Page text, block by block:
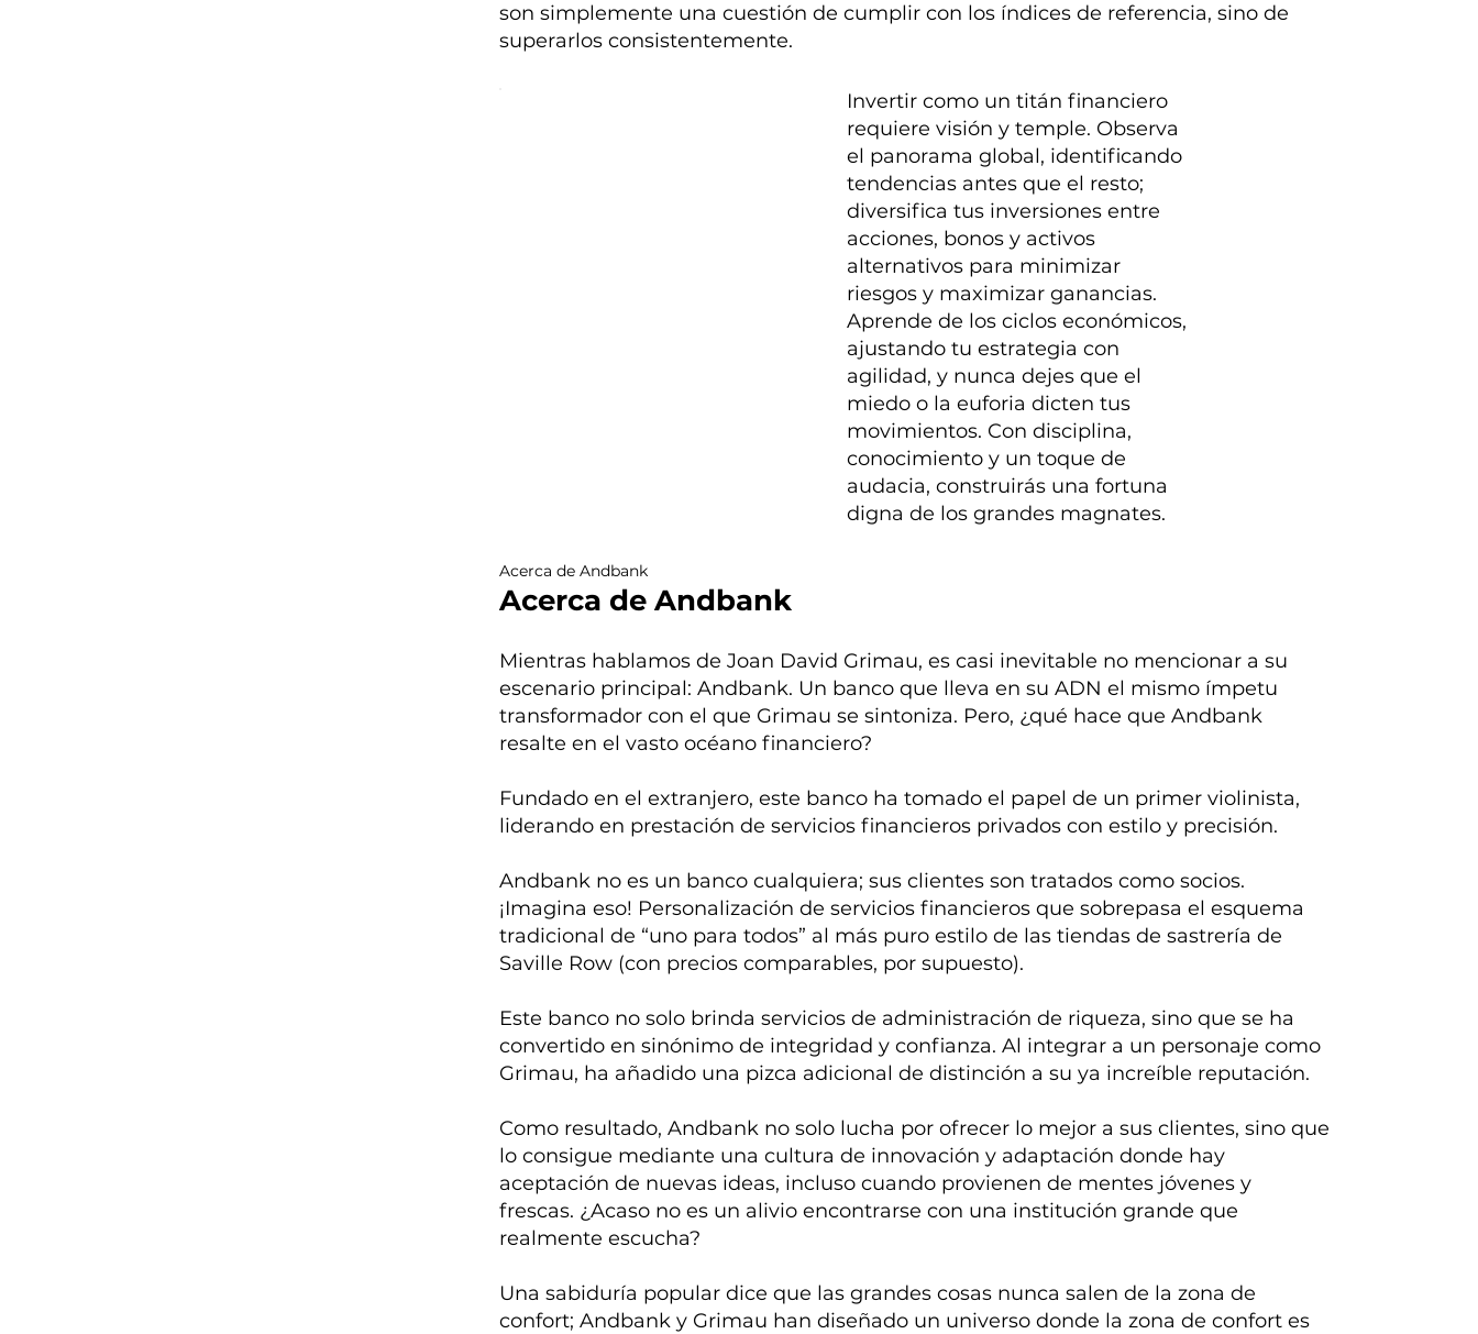
Acerca de Andbank
Acerca de Andbank
Mientras hablamos de Joan David Grimau, es casi inevitable no mencionar a su
escenario principal: Andbank. Un banco que lleva en su ADN el mismo ímpetu
transformador con el que Grimau se sintoniza. Pero, ¿qué hace que Andbank
resalte en el vasto océano financiero?
Fundado en el extranjero, este banco ha tomado el papel de un primer violinista,
liderando en prestación de servicios financieros privados con estilo y precisión.
Andbank no es un banco cualquiera; sus clientes son tratados como socios.
¡Imagina eso! Personalización de servicios financieros que sobrepasa el esquema
tradicional de “uno para todos” al más puro estilo de las tiendas de sastrería de
Saville Row (con precios comparables, por supuesto).
Este banco no solo brinda servicios de administración de riqueza, sino que se ha
convertido en sinónimo de integridad y confianza. Al integrar a un personaje como
Grimau, ha añadido una pizca adicional de distinción a su ya increíble reputación.
Como resultado, Andbank no solo lucha por ofrecer lo mejor a sus clientes, sino que
lo consigue mediante una cultura de innovación y adaptación donde hay
aceptación de nuevas ideas, incluso cuando provienen de mentes jóvenes y
frescas. ¿Acaso no es un alivio encontrarse con una institución grande que
realmente escucha?
Una sabiduría popular dice que las grandes cosas nunca salen de la zona de
confort; Andbank y Grimau han diseñado un universo donde la zona de confort es
Invertir como un titán financiero
requiere visión y temple. Observa
el panorama global, identificando
tendencias antes que el resto;
diversifica tus inversiones entre
acciones, bonos y activos
alternativos para minimizar
riesgos y maximizar ganancias.
Aprende de los ciclos económicos,
ajustando tu estrategia con
agilidad, y nunca dejes que el
miedo o la euforia dicten tus
movimientos. Con disciplina,
conocimiento y un toque de
audacia, construirás una fortuna
digna de los grandes magnates.
son simplemente una cuestión de cumplir con los índices de referencia, sino de
superarlos consistentemente.